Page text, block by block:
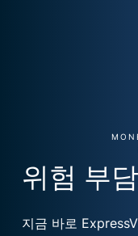
위험 부
지금 바로